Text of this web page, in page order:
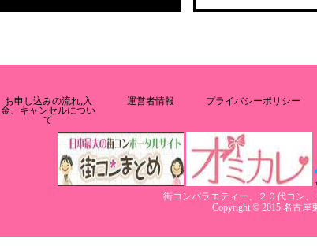
お申し込みの流れ,入
金、キャンセルについ
て
運営者情報 プライバシーポリシー
街コンバラエティー、２０代コン
Copyright © 2015 名古屋